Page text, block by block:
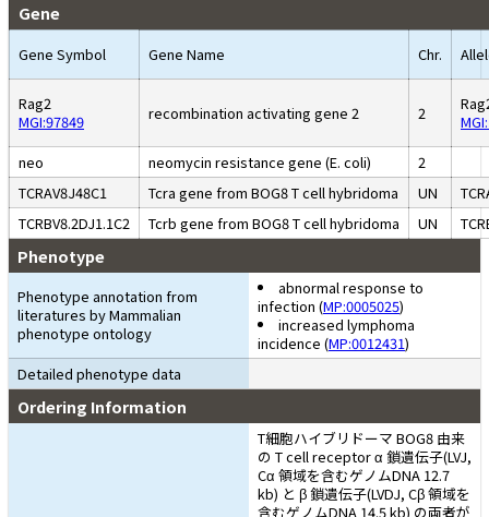
Gene
Gene Symbol Gene Name Chr.
Rag2
MGI:97849
recombination activating gene 2 2
neo
neomycin resistance gene (E. coli)
2
TCRAV8J48C1
Tcra gene from BOG8 T cell hybridoma UN
TCRBV8.2DJ1.1C2
Tcrb gene from BOG8 T cell hybridoma UN
Phenotype
Phenotype annotation from
literatures by Mammalian
phenotype ontology
abnormal response to
infection (MP:0005025)
increased lymphoma
incidence (MP:0012431)
Detailed phenotype data
Ordering Information
T細胞ハイブリドーマ BOG8 由来
の T cell receptor α 鎖遺伝子(LVJ,
Cα 領域を含むゲノムDNA 12.7
kb) と β 鎖遺伝子(LVDJ, Cβ 領域を
含むゲノムDNA 14.5 kb) の両者が